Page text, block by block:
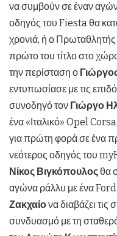
να συμβούν σε έναν
οδηγός του Fiesta θα
χρονιά, ή ο
πρώτο του τίτλο στο
την περίσταση ο
εντυπωσίασε με τις
συνοδηγό τον Γιώργο
ένα «Ιταλικό» Opel
για πρώτη φορά σε ένα
νεότερος οδηγός του
Νίκος Βιγκόπουλοςθα
αγώνα ράλλυ με ένα
Ζακχαίονα διαβάζει τις
συνδυασμό με τη